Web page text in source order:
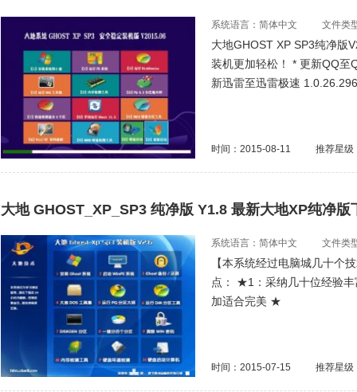
系统语言：简体中文 文件类
大地GHOST XP SP3纯净版
装机更加轻松！ * 更新QQ至
新迅雷至迅雷极速 1.0.26.296
时间：2015-08-11 推荐星级
大地 GHOST_XP_SP3 纯净版 Y1.8 最新大地XP纯净版
系统语言：简体中文 文件类
【本系统经过电脑城几十个
点： ★1：采纳几十位经验
加适合完美 ★
时间：2015-07-15 推荐星级